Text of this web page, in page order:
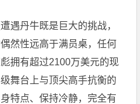
遇丹牛既是巨大的挑战，
然性远高于满员桌，任何
拥有超过2100万美元的现
舞台上与顶尖高手抗衡的
特点、保持冷静，完全有